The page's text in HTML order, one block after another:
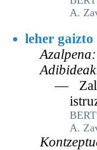
A.
leher gaizto
Azalpena:
—
A.